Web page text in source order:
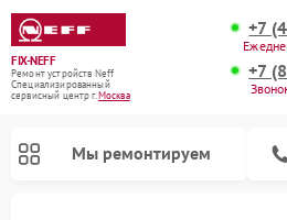
FIX-NEFF
Ремонт устройств Neff
Специализированный
cервисный центр г.Москва
+7
+7
Мы ремонтируем